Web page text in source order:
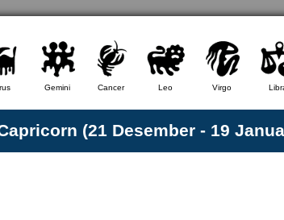
Gemini Cancer Leo Virgo
(21 Desember - 19